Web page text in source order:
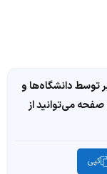
توسط دانشگاه‌ها و
می‌توانید از
کپی